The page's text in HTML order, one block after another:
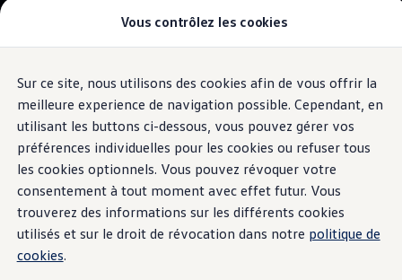
Vous contrôlez les cookies
Sur ce site, nous utilisons des cookies afin de vous offrir la
meilleure experience de navigation possible. Cependant, en
utilisant les buttons ci-dessous, vous pouvez gérer vos
préférences individuelles pour les cookies ou refuser tous
les cookies optionnels. Vous pouvez révoquer votre
consentement à tout moment avec effet futur. Vous
trouverez des informations sur les différents cookies
utilisés et sur le droit de révocation dans notre politique de
cookies.
Aller au
contenu
principal
Aller
au
pied
de
page
Modèles et configurateur
Offres pour particuliers
ID. Polo
ID.3 Neo
T-Roc
T-Cross
Taigo
Golf
Tiguan
Tayron
ID.3 GTX FIRE+ICE
Oùpuis-je recharger?
L’électromobilité déterminera de plus en plus notre vie
quotidienne. Peut-être bientôt la tienne aussi. Tu pourras alors te
débarrasser de tes anciennes habitudes et constater que
beaucoup de choses sont devenues plus faciles. Par exemple, tu
peux recharger ta voiture électrique pendant que tu dors, que tu